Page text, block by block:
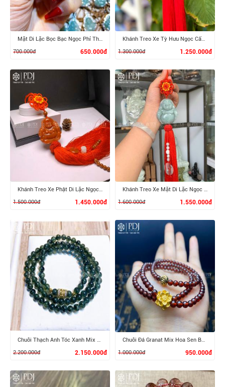
XEM CHI TIẾT
Mặt Di Lặc Bọc Bạc Ngọc Phỉ Thúy
700.000đ
650.000đ
XEM CHI TIẾT
Khánh Treo Xe Tỳ Hưu Ngọc Cẩm Thạch
1.300.000đ
1.250.000đ
XEM CHI TIẾT
Khánh Treo Xe Phật Di Lặc Ngọc Cẩm Thạch Huyết
1.500.000đ
1.450.000đ
XEM CHI TIẾT
Khánh Treo Xe Mặt Di Lặc Ngọc Cẩm Thạch
1.600.000đ
1.550.000đ
2.200.000đ
2.150.000đ
1.000.000đ
950.000đ